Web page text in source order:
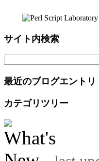
サイト内検索
最近のブログエントリ
カテゴリツリー